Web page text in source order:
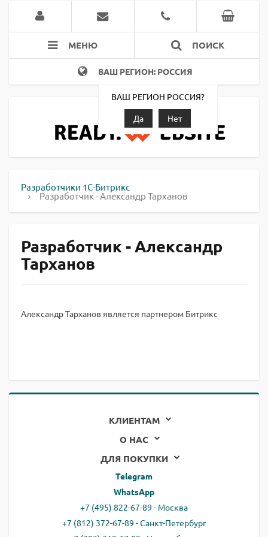
МЕНЮ ПОИСК
ВАШ РЕГИОН: РОССИЯ
ВАШ РЕГИОН РОССИЯ?
Да
Нет
Разработчики 1С-Битрикс
Разработчик - Александр Тарханов
Разработчик - Александр
Тарханов
Александр Тарханов является партнером Битрикс
КЛИЕНТАМ
О НАС
ДЛЯ ПОКУПКИ
Telegram
WhatsApp
+7 (495) 822-67-89 - Москва
+7 (812) 372-67-89 - Санкт-Петербург